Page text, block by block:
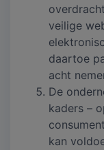
veilige
daartoe
acht
De
kaders –
kan